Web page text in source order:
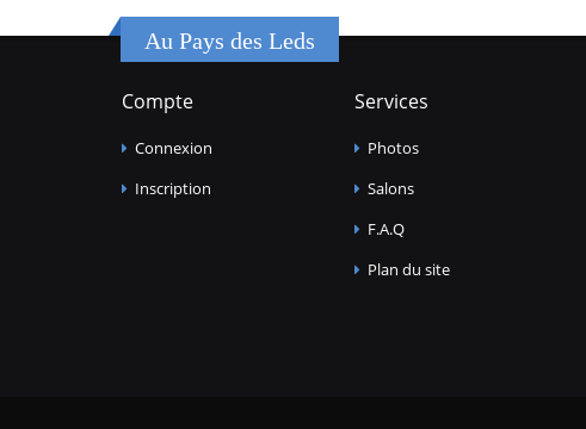
Au Pays des Leds
Compte
Connexion
Inscription
Services
Photos
Salons
F.A.Q
Plan du site